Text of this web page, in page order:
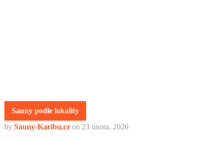
Sauny podle lokality
by Sauny-Karibu.cz on 23 února, 2026